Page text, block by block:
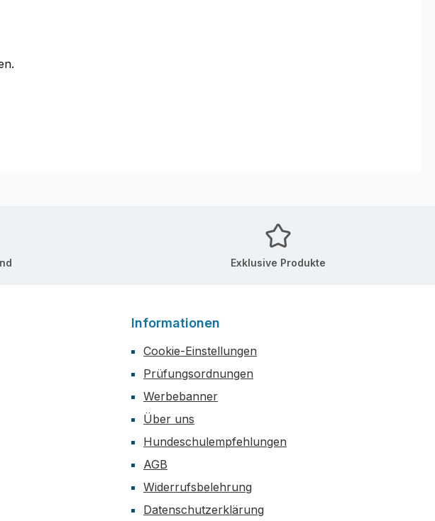
Exklusive Produkte
Informationen
Cookie-Einstellungen
Prüfungsordnungen
Werbebanner
Über uns
Hundeschulempfehlungen
AGB
Widerrufsbelehrung
Datenschutzerklärung